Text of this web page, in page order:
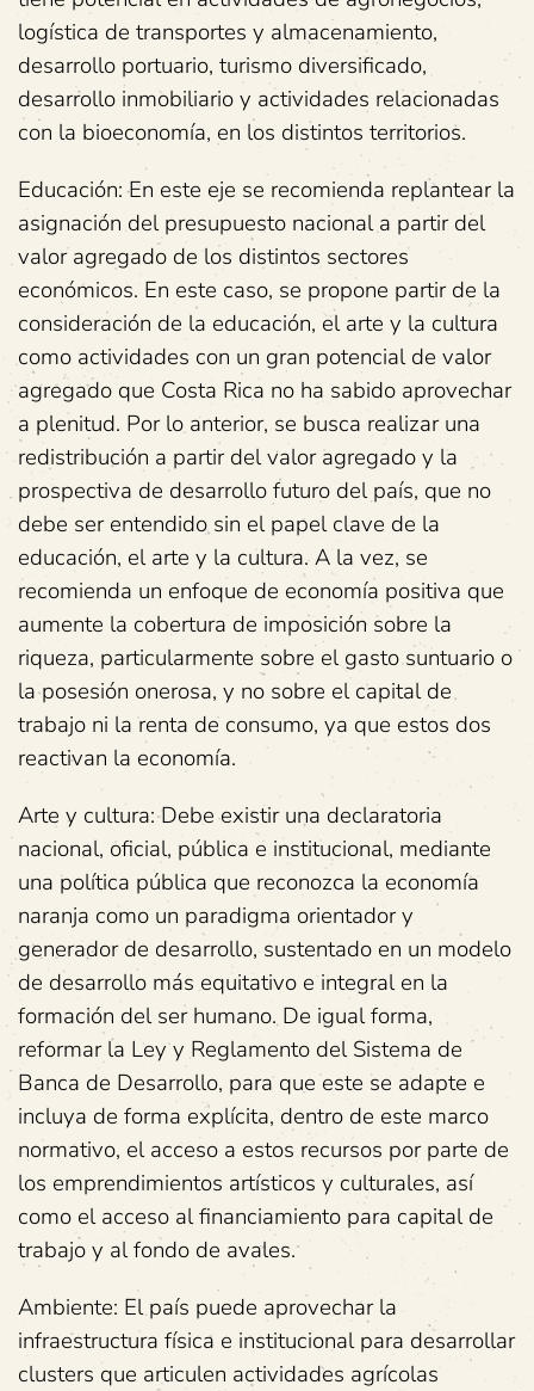
logística de transportes y almacenamiento,
desarrollo portuario, turismo diversificado,
desarrollo inmobiliario y actividades relacionadas
con la bioeconomía, en los distintos territorios.
Educación: En este eje se recomienda replantear la
asignación del presupuesto nacional a partir del
valor agregado de los distintos sectores
económicos. En este caso, se propone partir de la
consideración de la educación, el arte y la cultura
como actividades con un gran potencial de valor
agregado que Costa Rica no ha sabido aprovechar
a plenitud. Por lo anterior, se busca realizar una
redistribución a partir del valor agregado y la
prospectiva de desarrollo futuro del país, que no
debe ser entendido sin el papel clave de la
educación, el arte y la cultura. A la vez, se
recomienda un enfoque de economía positiva que
aumente la cobertura de imposición sobre la
riqueza, particularmente sobre el gasto suntuario o
la posesión onerosa, y no sobre el capital de
trabajo ni la renta de consumo, ya que estos dos
reactivan la economía.
Arte y cultura: Debe existir una declaratoria
nacional, oficial, pública e institucional, mediante
una política pública que reconozca la economía
naranja como un paradigma orientador y
generador de desarrollo, sustentado en un modelo
de desarrollo más equitativo e integral en la
formación del ser humano. De igual forma,
reformar la Ley y Reglamento del Sistema de
Banca de Desarrollo, para que este se adapte e
incluya de forma explícita, dentro de este marco
normativo, el acceso a estos recursos por parte de
los emprendimientos artísticos y culturales, así
como el acceso al financiamiento para capital de
trabajo y al fondo de avales.
Ambiente: El país puede aprovechar la
infraestructura física e institucional para desarrollar
clusters que articulen actividades agrícolas